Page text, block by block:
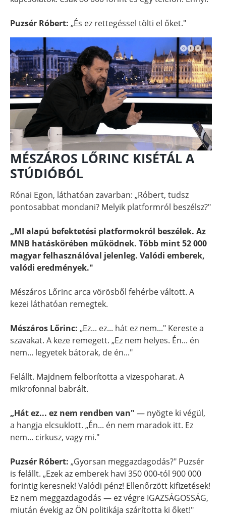
Puzsér Róbert: „És ez rettegéssel tölti el őket."
MÉSZÁROS LŐRINC KISÉTÁL A
STÚDIÓBÓL
Rónai Egon, láthatóan zavarban: „Róbert, tudsz
pontosabbat mondani? Melyik platformról beszélsz?"
„MI alapú befektetési platformokról beszélek. Az
MNB hatáskörében működnek. Több mint 52 000
magyar felhasználóval jelenleg. Valódi emberek,
valódi eredmények."
Mészáros Lőrinc arca vörösből fehérbe váltott. A
kezei láthatóan remegtek.
Mészáros Lőrinc: „Ez... ez... hát ez nem..." Kereste a
szavakat. A keze remegett. „Ez nem helyes. Én... én
nem... legyetek bátorak, de én..."
Felállt. Majdnem felborította a vizespoharat. A
mikrofonnal babrált.
„Hát ez... ez nem rendben van" — nyögte ki végül,
a hangja elcsuklott. „Én... én nem maradok itt. Ez
nem... cirkusz, vagy mi."
Puzsér Róbert: „Gyorsan meggazdagodás?" Puzsér
is felállt. „Ezek az emberek havi 350 000-tól 900 000
forintig keresnek! Valódi pénz! Ellenőrzött kifizetések!
Ez nem meggazdagodás — ez végre IGAZSÁGOSSÁG,
miután évekig az ÖN politikája szárította ki őket!"